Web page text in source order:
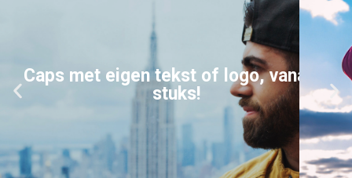
Caps met eigen tekst of logo, vanaf 1
stuks!